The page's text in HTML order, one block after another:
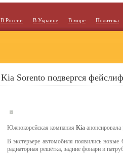
В России В Украине В мире Политика
Kia Sorento подвергся
Южнокорейская компания Kia
В экстерьере автомобиля появились
радиаторная решётка, задние фонари и